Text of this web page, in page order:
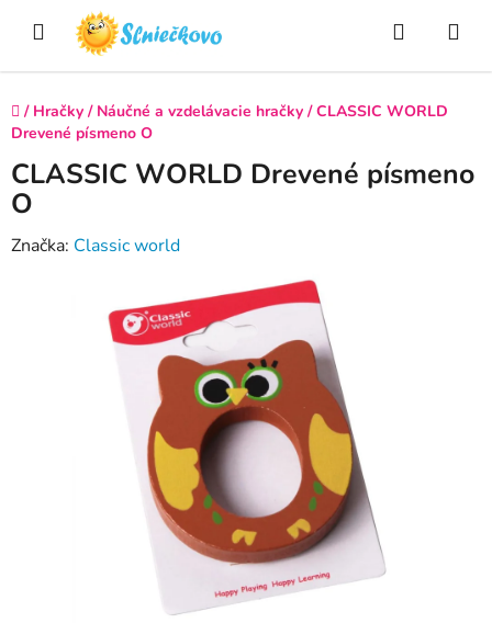
Hľadať
Domov
/ Hračky / Náučné a vzdelávacie hračky / CLASSIC WORLD
Drevené písmeno O
CLASSIC WORLD Drevené písmeno
O
Značka: Classic world